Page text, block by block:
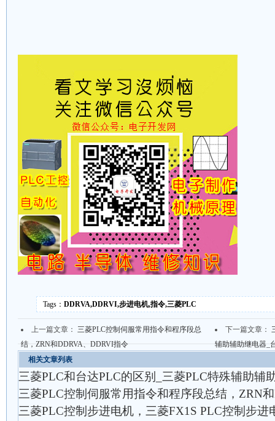
Tags： DDRVA,DDRVI,步进电机,指令,三菱PLC
上一篇文章： 三菱PLC控制伺服常用指令和程序段总
结，ZRN和DDRVA、DDRVI指令
下一篇文章：
辅助辅助继电器_
相关文章列表
三菱PLC和台达PLC的区别_三菱PLC特殊辅助辅
三菱PLC控制伺服常用指令和程序段总结，ZRN
三菱PLC控制步进电机，三菱FX1S PLC控制步进